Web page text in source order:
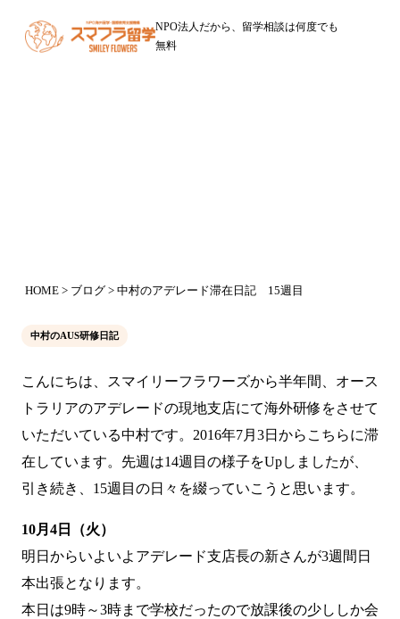
NPO法人だから、留学相談は何度でも
無料
HOME > ブログ > 中村のアデレード滞在日記 15週目
中村のAUS研修日記
こんにちは、スマイリーフラワーズから半年間、オース
トラリアのアデレードの現地支店にて海外研修をさせて
いただいている中村です。2016年7月3日からこちらに滞
在しています。先週は14週目の様子をUpしましたが、
引き続き、15週目の日々を綴っていこうと思います。
10月4日（火）
明日からいよいよアデレード支店長の新さんが3週間日
本出張となります。
本日は9時～3時まで学校だったので放課後の少ししか会